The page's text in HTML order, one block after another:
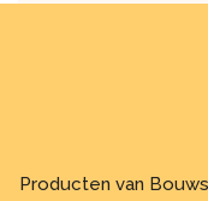
Producten van